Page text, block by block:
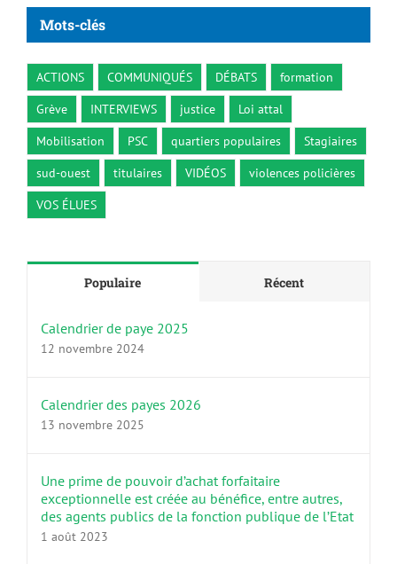
Mots-clés
ACTIONS COMMUNIQUÉS DÉBATS
formation
Grève
INTERVIEWS justice
Loi attal
Mobilisation
PSC quartiers populaires
Stagiaires
sud-ouest
titulaires VIDÉOS
violences policières
VOS ÉLUES
Populaire Récent
Calendrier de paye 2025
12 novembre 2024
Calendrier des payes 2026
13 novembre 2025
Une prime de pouvoir d’achat forfaitaire
exceptionnelle est créée au bénéfice, entre autres,
des agents publics de la fonction publique de l’Etat
1 août 2023